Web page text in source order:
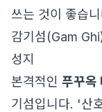
쓰는 것이 좋습
감기섬(Gam
성지
본격적인 푸꾸옥
기섬입니다. '산